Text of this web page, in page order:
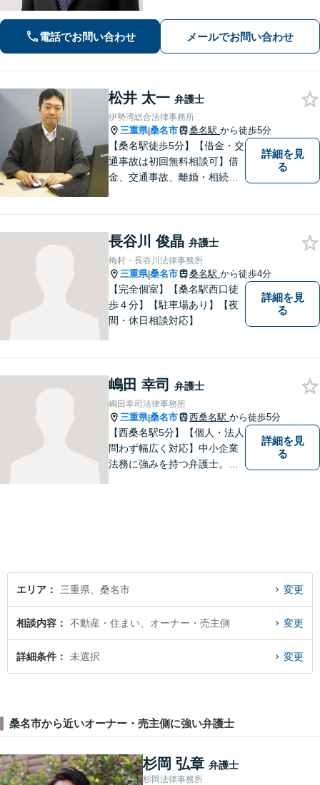
全力を尽くします。一人で悩まず、お
気軽にご相談ください【夜間土日相談
可（要予約）】
電話でお問い合わせ メールでお問い合わせ
松井 太一 弁護士
伊勢湾総合法律事務所
三重県|桑名市 桑名駅 から徒歩5分
【桑名駅徒歩5分】【借金・交
通事故は初回無料相談可】借
金、交通事故、離婚・相続、
ます。地域密着型の法律事務
所です。お気軽にどうぞ【弁
護士費用特約保険・法テラス
利用可】
詳細を見
る
長谷川 俊晶 弁護士
梅村・長谷川法律事務所
三重県|桑名市 桑名駅 から徒歩4分
【完全個室】【桑名駅西口徒
歩４分】【駐車場あり】【夜
間・休日相談対応】
詳細を見
る
嶋田 幸司 弁護士
嶋田幸司法律事務所
三重県|桑名市 西桑名駅 から徒歩5分
【西桑名駅5分】【個人・法人
問わず幅広く対応】中小企業
法務に強みを持つ弁護士。個
詳細を見
る
エリア 三重県、桑名市 変更
相談内容 不動産・住まい、オーナー・売主側 変更
詳細条件 未選択 変更
桑名市から近いオーナー・売主側に強い弁護士
杉岡 弘章 弁護士
杉岡法律事務所